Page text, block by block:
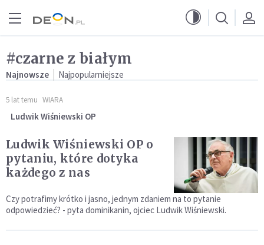
#czarne z białym
Najnowsze Najpopularniejsze
5 lat temu WIARA
Ludwik Wiśniewski OP
Ludwik Wiśniewski OP o
pytaniu, które dotyka
każdego z nas
Czy potrafimy krótko i jasno, jednym zdaniem na to pytanie
odpowiedzieć? - pyta dominikanin, ojciec Ludwik Wiśniewski.